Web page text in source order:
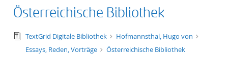
Österreichische Bibliothek
text/tg.edition+tg.aggregation+xml
TextGrid Digitale Bibliothek
Hofmannsthal, Hugo von
Essays, Reden, Vorträge
Österreichische Bibliothek